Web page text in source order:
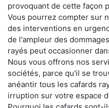
provoquant de cette façon
Vous pourrez compter sur
des interventions en
de l'ampleur des
rayés peut occasionner
Nous vous offrons nos
sociétés, parce qu'il se
anéantir tous les cafards
irruption sur votre espace